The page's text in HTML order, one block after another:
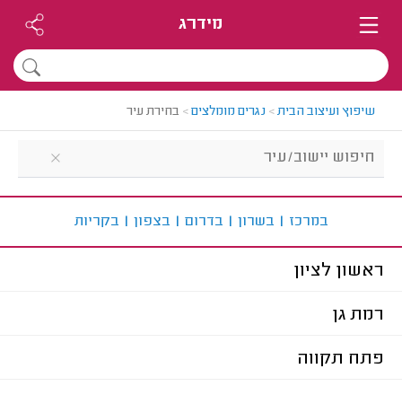
מידרג
שיפוץ ועיצוב הבית> נגרים מומלצים> בחירת עיר
במרכז | בשרון | בדרום | בצפון | בקריות
ראשון לציון
רמת גן
פתח תקווה